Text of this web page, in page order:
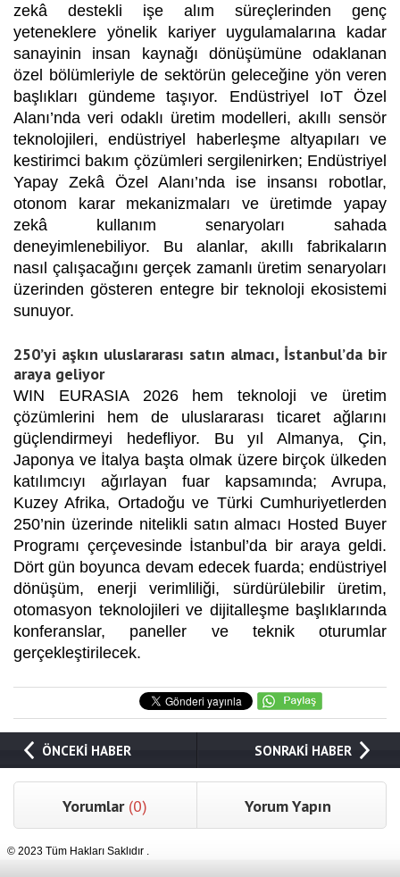
zekâ destekli işe alım süreçlerinden genç
yeteneklere yönelik kariyer uygulamalarına kadar
sanayinin insan kaynağı dönüşümüne odaklanan
özel bölümleriyle de sektörün geleceğine yön veren
başlıkları gündeme taşıyor. Endüstriyel IoT Özel
Alanı’nda veri odaklı üretim modelleri, akıllı sensör
teknolojileri, endüstriyel haberleşme altyapıları ve
kestirimci bakım çözümleri sergilenirken; Endüstriyel
Yapay Zekâ Özel Alanı’nda ise insansı robotlar,
otonom karar mekanizmaları ve üretimde yapay
zekâ kullanım senaryoları sahada
deneyimlenebiliyor. Bu alanlar, akıllı fabrikaların
nasıl çalışacağını gerçek zamanlı üretim senaryoları
üzerinden gösteren entegre bir teknoloji ekosistemi
sunuyor.
250’yi aşkın uluslararası satın almacı, İstanbul’da bir
araya geliyor
WIN EURASIA 2026 hem teknoloji ve üretim
çözümlerini hem de uluslararası ticaret ağlarını
güçlendirmeyi hedefliyor. Bu yıl Almanya, Çin,
Japonya ve İtalya başta olmak üzere birçok ülkeden
katılımcıyı ağırlayan fuar kapsamında; Avrupa,
Kuzey Afrika, Ortadoğu ve Türki Cumhuriyetlerden
250’nin üzerinde nitelikli satın almacı Hosted Buyer
Programı çerçevesinde İstanbul’da bir araya geldi.
Dört gün boyunca devam edecek fuarda; endüstriyel
dönüşüm, enerji verimliliği, sürdürülebilir üretim,
otomasyon teknolojileri ve dijitalleşme başlıklarında
konferanslar, paneller ve teknik oturumlar
gerçekleştirilecek.
ÖNCEKİ HABER SONRAKİ HABER
Yorumlar (0) Yorum Yapın
© 2023 Tüm Hakları Saklıdır .